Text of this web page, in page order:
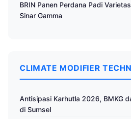
BRIN Panen Perdana Padi
Sinar Gamma
CLIMATE MODIFIER
Antisipasi Karhutla 2026, BMKG
di Sumsel